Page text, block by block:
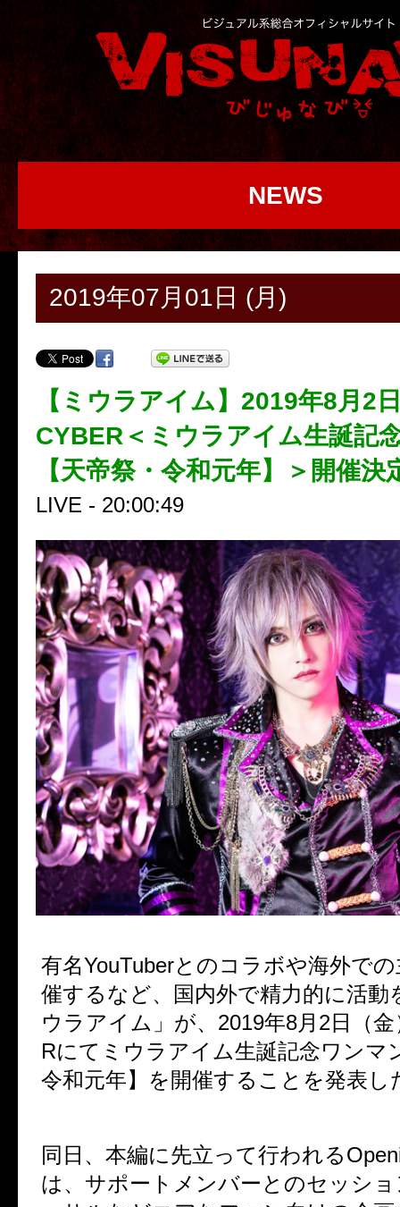
NEWS
2019年07月01日 (月)
【ミウラアイム】2019年8月2
CYBER＜ミウラアイム生誕記
【天帝祭・令和元年】＞開催決
LIVE - 20:00:49
有名YouTuberとのコラボや海外で
催するなど、国内外で精力的に活動
ウラアイム」が、2019年8月2日（
Rにてミウラアイム生誕記念ワンマ
令和元年】を開催することを発表し
同日、本編に先立って行われる
は、サポートメンバーとのセッシ